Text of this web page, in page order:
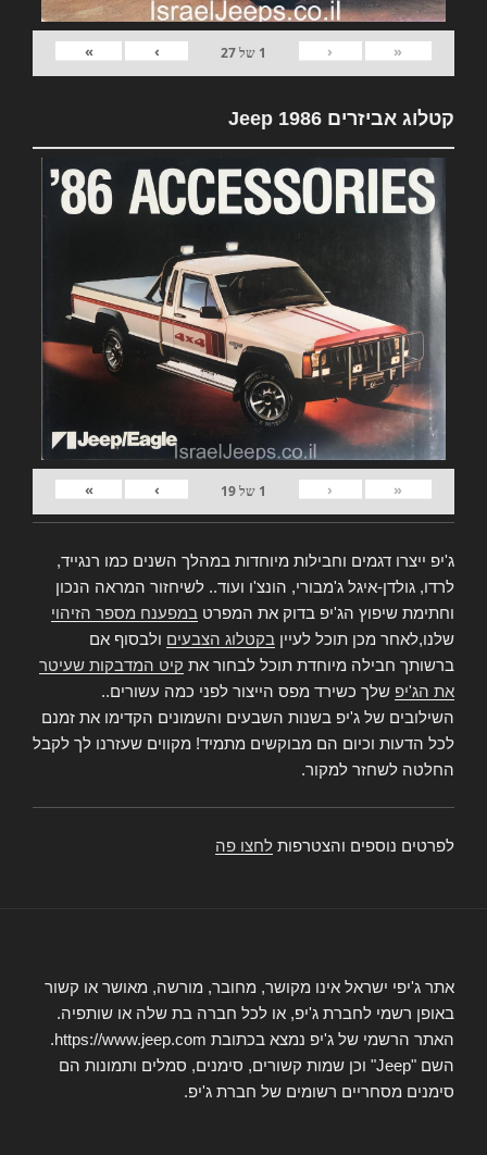
«
‹
1 של27
›
»
קטלוג אביזרים Jeep 1986
«
‹
1 של19
›
»
ג'יפ ייצרו דגמים וחבילות מיוחדות במהלך השנים כמו רנגייד,
לרדו, גולדן-איגל ג'מבורי, הונצ'ו ועוד.. לשיחזור המראה הנכון
וחתימת שיפוץ הג'יפ בדוק את המפרט במפענח מספר הזיהוי
שלנו,לאחר מכן תוכל לעיין בקטלוג הצבעים ולבסוף אם
ברשותך חבילה מיוחדת תוכל לבחור את קיט המדבקות שעיטר
את הג'יפ שלך כשירד מפס הייצור לפני כמה עשורים..
השילובים של ג'יפ בשנות השבעים והשמונים הקדימו את זמנם
לכל הדעות וכיום הם מבוקשים מתמיד! מקווים שעזרנו לך לקבל
החלטה לשחזר למקור.
לפרטים נוספים והצטרפות לחצו פה
אתר ג'יפי ישראל אינו מקושר, מחובר, מורשה, מאושר או קשור
באופן רשמי לחברת ג'יפ, או לכל חברה בת שלה או שותפיה.
האתר הרשמי של ג'יפ נמצא בכתובת https://www.jeep.com.
השם "Jeep" וכן שמות קשורים, סימנים, סמלים ותמונות הם
סימנים מסחריים רשומים של חברת ג'יפ.